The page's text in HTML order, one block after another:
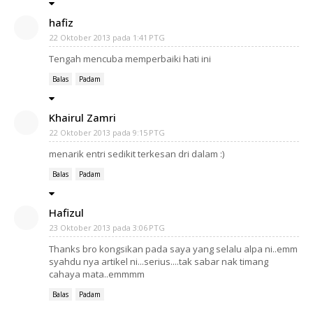
hafiz
22 Oktober 2013 pada 1:41 PTG
Tengah mencuba memperbaiki hati ini
Balas Padam
Khairul Zamri
22 Oktober 2013 pada 9:15 PTG
menarik entri sedikit terkesan dri dalam :)
Balas Padam
Hafizul
23 Oktober 2013 pada 3:06 PTG
Thanks bro kongsikan pada saya yang selalu alpa ni..emm
syahdu nya artikel ni...serius....tak sabar nak timang
cahaya mata..emmmm
Balas Padam